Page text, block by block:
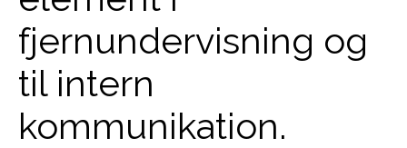
fjernundervisning og
til intern
kommunikation.